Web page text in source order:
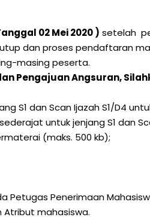
02 Mei 2020 ) setelah
dan proses pendaftaran
masing peserta.
Pengajuan Angsuran,
S1 dan Scan Ijazah S1/D4
untuk jenjang S1 dan
(maks. 500 kb);
Petugas Penerimaan
mahasiswa.